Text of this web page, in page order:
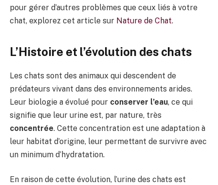
pour gérer d’autres problèmes que ceux liés à votre
chat, explorez cet article sur Nature de Chat.
L’Histoire et l’évolution des chats
Les chats sont des animaux qui descendent de
prédateurs vivant dans des environnements arides.
Leur biologie a évolué pour conserver l’eau, ce qui
signifie que leur urine est, par nature, très
concentrée. Cette concentration est une adaptation à
leur habitat d’origine, leur permettant de survivre avec
un minimum d’hydratation.
En raison de cette évolution, l’urine des chats est